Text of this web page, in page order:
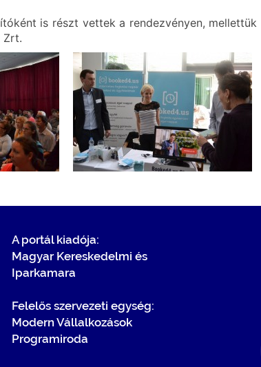
is részt vettek a rendezvényen,
Zrt.
A portál kiadója:
Magyar Kereskedelmi és
Iparkamara
Felelős szervezeti egység:
Modern Vállalkozások
Programiroda